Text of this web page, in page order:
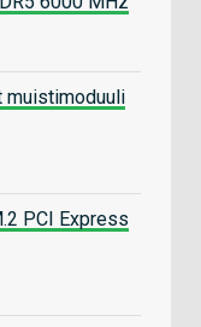
muistimoduuli
PCI Express